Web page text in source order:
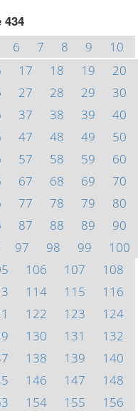
434
6 7 8 9
10
17 18 19
20
27 28 29
30
37 38 39
40
47 48 49
50
57 58 59
60
67 68 69
70
77 78 79
80
87 88 89
90
97 98 99
100
106 107
108
114 115
116
122 123
124
130 131
132
138 139
140
146 147
148
154 155
156